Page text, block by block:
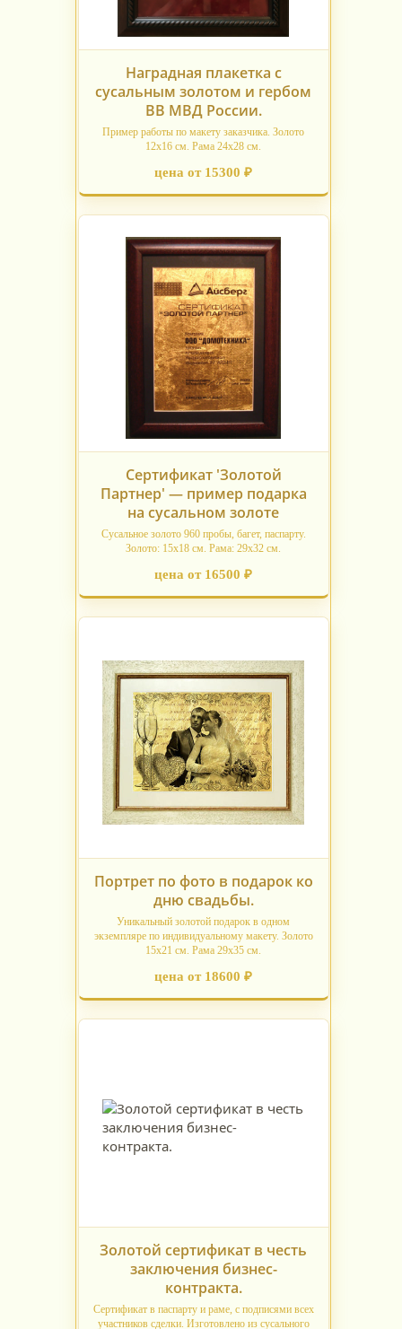
Наградная плакетка с
сусальным золотом и гербом
ВВ МВД России.
Пример работы по макету заказчика. Золото
12х16 см. Рама 24х28 см.
цена от 15300 ₽
Сертификат 'Золотой
Партнер' — пример подарка
на сусальном золоте
Сусальное золото 960 пробы, багет, паспарту.
Золото: 15x18 см. Рама: 29x32 см.
цена от 16500 ₽
Портрет по фото в подарок ко
дню свадьбы.
Уникальный золотой подарок в одном
экземпляре по индивидуальному макету. Золото
15х21 см. Рама 29х35 см.
цена от 18600 ₽
Золотой сертификат в честь
заключения бизнес-
контракта.
Сертификат в паспарту и раме, с подписями всех
участников сделки. Изготовлено из сусального